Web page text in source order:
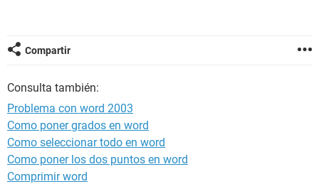
Compartir
Consulta también:
Problema con word 2003
Como poner grados en word
Como seleccionar todo en word
Como poner los dos puntos en word
Comprimir word